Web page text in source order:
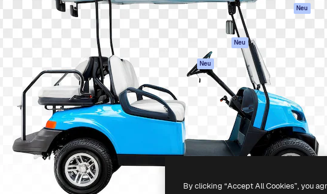
Stimmengenerator
Stock-Inhalte
Claude/ChatGPT
Neu
Agenten Neu
Mobile App
Alle Magnific-Tools
Originale
Neu
Partner
Unternehmen
Copyright © 2010- 2026Freepik Company S.L.U. Alle Rechte vorbehalten.
By clicking “Accept All Cookies”, you